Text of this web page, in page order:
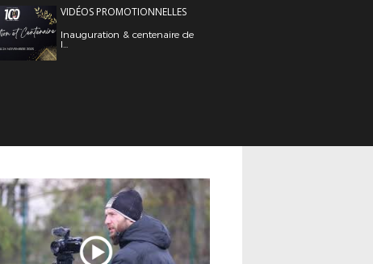
VIDÉOS PROMOTIONNELLES
Inauguration & centenaire de
l...